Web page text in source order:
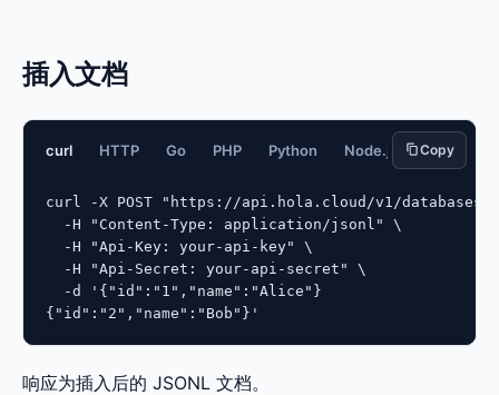
插入文档
curl HTTP Go PHP Python Node.js JavaScript
Copy
curl -X POST "https://api.hola.cloud/v1/
  -H "Content-Type: application/jsonl" \
  -H "Api-Key: your-api-key" \
  -H "Api-Secret: your-api-secret" \
  -d '{"id":"1","name":"Alice"}
{"id":"2","name":"Bob"}'
响应为插入后的 JSONL 文档。